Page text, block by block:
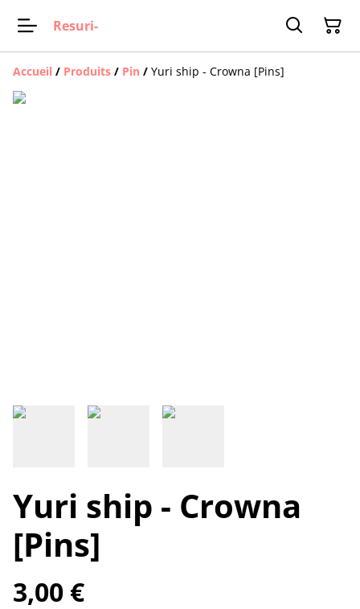
Resuri-
Accueil / Produits / Pin / Yuri ship - Crowna [Pins]
Yuri ship - Crowna
[Pins]
3,00 €